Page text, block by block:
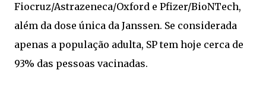
Fiocruz/Astrazeneca/Oxford e Pfizer/BioNTech,
além da dose única da Janssen. Se considerada
apenas a população adulta, SP tem hoje cerca de
93% das pessoas vacinadas.